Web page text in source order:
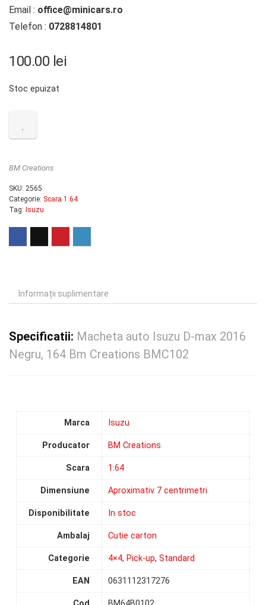
Email : office@minicars.ro
Telefon : 0728814801
100.00 lei
Stoc epuizat
BM Creations
SKU: 2565
Categorie: Scara 1:64
Tag: Isuzu
Informații suplimentare
Specificatii: Macheta auto Isuzu D-max 2016
Negru, 164 Bm Creations BMC102
Marca Isuzu
Producator BM Creations
Scara 1:64
Dimensiune Aproximativ 7 centrimetri
Disponibilitate In stoc
Ambalaj Cutie carton
Categorie 4×4, Pick-up, Standard
EAN 0631112317276